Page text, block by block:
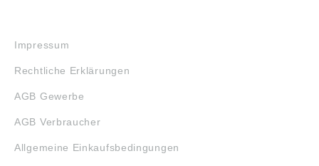
Impressum
Rechtliche Erklärungen
AGB Gewerbe
AGB Verbraucher
Allgemeine Einkaufsbedingungen